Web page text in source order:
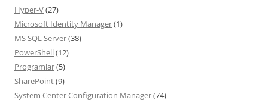
Hyper-V(27)
Microsoft Identity Manager(1)
MS SQL Server(38)
PowerShell(12)
Programlar(5)
SharePoint(9)
System Center Configuration Manager(74)